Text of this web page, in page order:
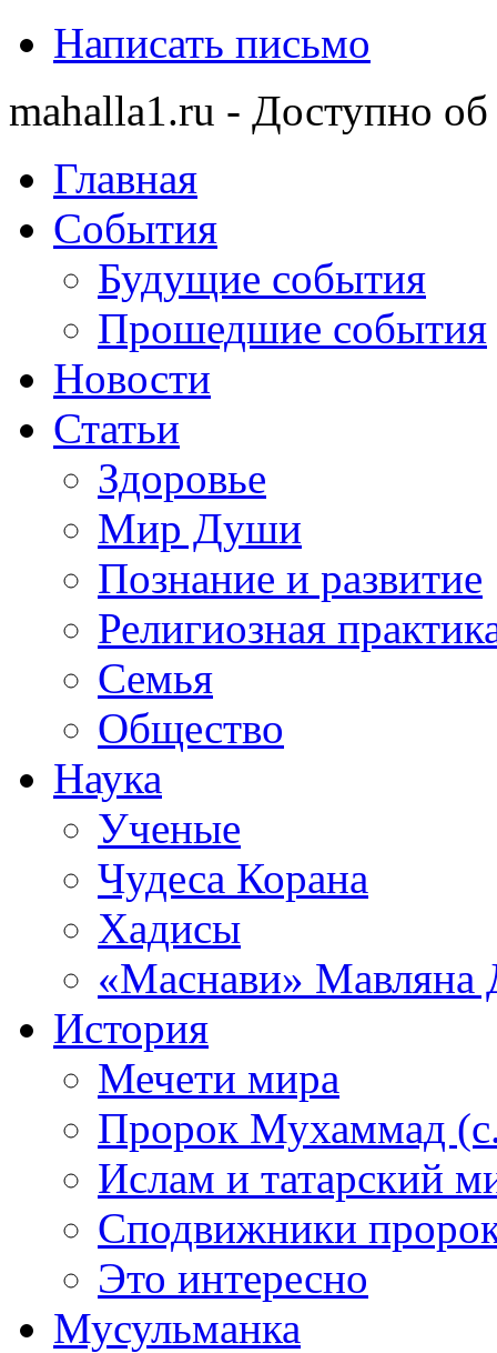
Написать письмо
mahalla1.ru - Доступно об
Главная
События
Будущие события
Прошедшие события
Новости
Статьи
Здоровье
Мир Души
Познание и развитие
Религиозная
Семья
Общество
Наука
Ученые
Чудеса Корана
Хадисы
«Маснави» Мавляна
История
Мечети мира
Пророк Мухаммад
Ислам и татарский
Сподвижники
Это интересно
Мусульманка